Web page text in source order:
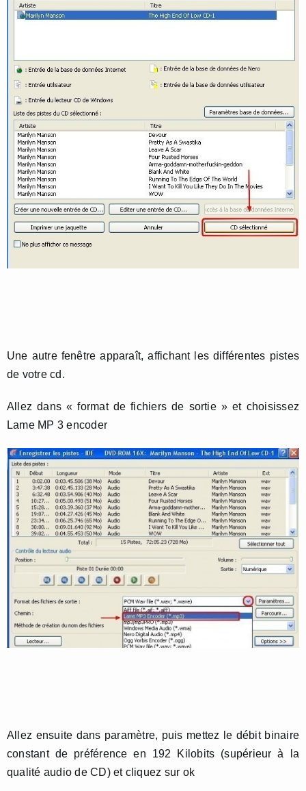
Une autre fenêtre apparaît, affichant les différentes pistes
de votre cd.
Allez dans « format de fichiers de sortie » et choisissez
Lame MP 3 encoder
Allez ensuite dans paramètre, puis mettez le débit binaire
constant de préférence en 192 Kilobits (supérieur à la
qualité audio de CD) et cliquez sur ok